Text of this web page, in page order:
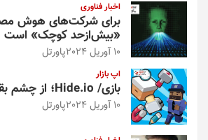
اخبار فناوری
برای شرکت‌های هوش
«بیش‌از‌حد کوچک» است
10 آوریل 2024 پاورتل
اپ بازار
بازی/ Hide.io؛ از چشم بقیه پنهان شوید
10 آوریل 2024 پاورتل